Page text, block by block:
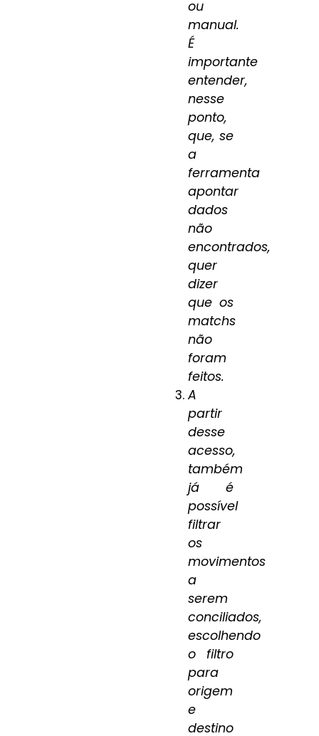
ou
manual.
É
importante
entender,
nesse
ponto,
que, se
a
ferramenta
apontar
dados
não
encontrados,
quer
dizer
que os
matchs
não
foram
feitos.
A
partir
desse
acesso,
também
já é
possível
filtrar
os
movimentos
a
serem
conciliados,
escolhendo
o filtro
para
origem
e
destino